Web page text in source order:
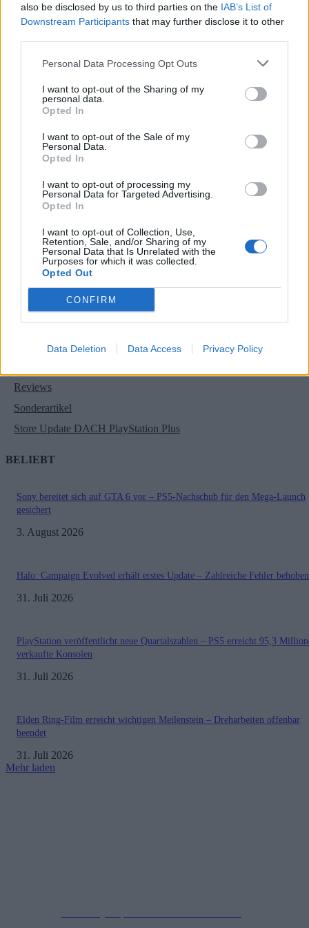
also be disclosed by us to third parties on the IAB’s List of
Downstream Participants that may further disclose it to other
Personal Data Processing Opt Outs
I want to opt-out of the Sharing of my
personal data.
Opted In
I want to opt-out of the Sale of my
Personal Data.
Opted In
I want to opt-out of processing my
Personal Data for Targeted Advertising.
Opted In
I want to opt-out of Collection, Use,
Retention, Sale, and/or Sharing of my
Personal Data that Is Unrelated with the
Purposes for which it was collected.
Opted Out
CONFIRM
Data Deletion Data Access Privacy Policy
Mail:*
Sie haben eine falsche E-Mail-Adresse eingegeben!
Bitte geben Sie hier Ihre E-Mail-Adresse ein
E3 | GamesCom | Events | Messen
Gadgets
Gadgets | Zubehör | Technik
Game Previews
PlayStation
Reviews
Sonderartikel
Store Update DACH PlayStation Plus
BELIEBT
Sony bereitet sich auf GTA 6 vor – PS5-Nachschub für den Mega-Launch
gesichert
3. August 2026
Halo: Campaign Evolved erhält erstes Update – Zahlreiche Fehler behoben
31. Juli 2026
PlayStation veröffentlicht neue Quartalszahlen – PS5 erreicht 95,3
verkaufte Konsolen
31. Juli 2026
Elden Ring-Film erreicht wichtigen Meilenstein – Dreharbeiten offenbar
beendet
31. Juli 2026
Mehr laden